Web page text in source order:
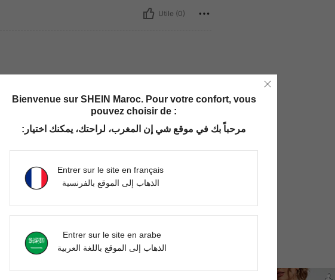
Utile (0)
Bienvenue sur SHEIN Maroc. Pour votre confort, vous
pouvez choisir de :
مرحباً بك في موقع شي إن المغرب، لراحتك، يمكنك اختيار:
Entrer sur le site en français
الذهاب إلى الموقع بالفرنسية
Entrer sur le site en arabe
الذهاب إلى الموقع باللغة العربية